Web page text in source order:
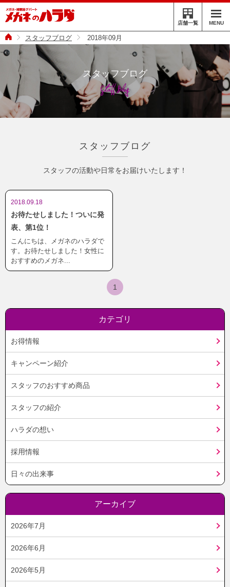
MENU
店舗一覧
スタッフブログ 2018年09月
スタッフブログ
Staff Blog
スタッフブログ
スタッフの活動や日常をお届けいたします！
2018.09.18
お待たせしました！ついに発
表、第1位！
こんにちは、メガネのハラダで
す。お待たせしました！女性に
おすすめのメガネ...
1
カテゴリ
お得情報
キャンペーン紹介
スタッフのおすすめ商品
スタッフの紹介
ハラダの想い
採用情報
日々の出来事
アーカイブ
2026年7月
2026年6月
2026年5月